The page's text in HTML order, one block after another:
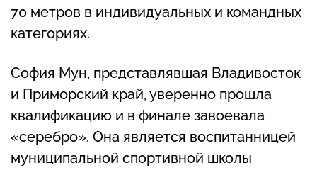
70 метров в индивидуальных и командных
категориях.
София Мун, представлявшая Владивосток
и Приморский край, уверенно прошла
квалификацию и в финале завоевала
«серебро». Она является воспитанницей
муниципальной спортивной школы